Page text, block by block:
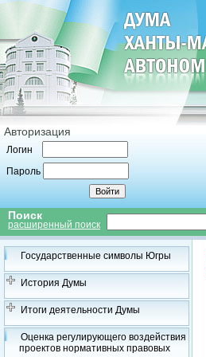
Авторизация
Логин
Пароль
Поиск
расширенный поиск
Государственные символы Югры
История Думы
Итоги деятельности Думы
Оценка регулирующего воздействия
проектов нормативных правовых